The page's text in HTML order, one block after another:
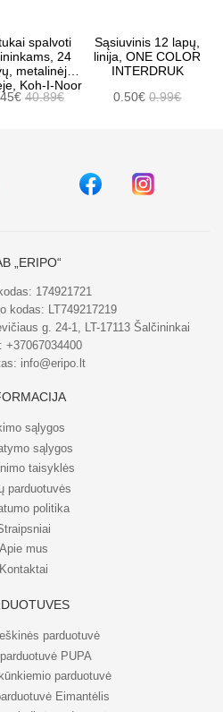
spalvoti
24
metalinėje
Koh-I-Noor
40.89€
Sąsiuvinis 12 lapų,
linija, ONE COLOR
INTERDRUK
0.50€0.99€
„ERIPO“
174921721
kodas: LT749217219
g. 24-1, LT-17113 Šalčininkai
+37067034400
info@eripo.lt
sąlygos
sąlygos
taisyklės
parduotuvės
politika
Apie mus
Kontaktai
parduotuvė
PUPA
parduotuvė
Eimantėlis